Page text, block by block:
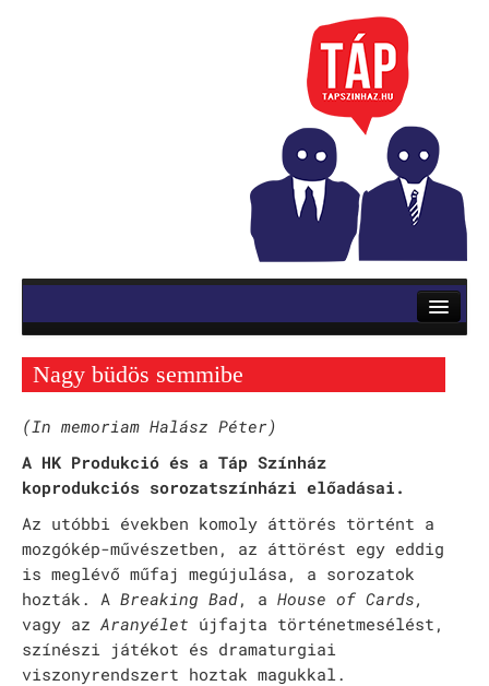
Mozsik Imre: OKTATÁS
Vinnai András: Roletti
Szerb Antal: Utas és holdvilág
Rókonok
It’s a match
Bíró Zsombor Aurél: Mit csináljak, hogy jobban
Vajon mi marad, ha leesik a hó?
Nagy büdös semmibe
(In memoriam Halász Péter)
A HK Produkció és a Táp Színház
koprodukciós sorozatszínházi előadásai.
Az utóbbi években komoly áttörés történt a
mozgókép-művészetben, az áttörést egy eddig
is meglévő műfaj megújulása, a sorozatok
hozták. A Breaking Bad, a House of Cards,
vagy az Aranyélet újfajta történetmesélést,
színészi játékot és dramaturgiai
viszonyrendszert hoztak magukkal.